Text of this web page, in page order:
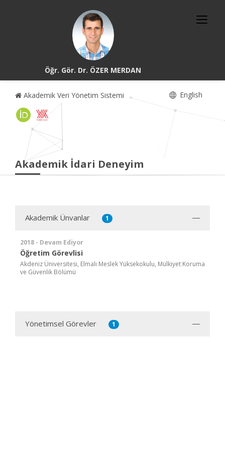
Öğr. Gör. Dr. ÖZER MERDAN
Akademik Veri Yönetim Sistemi English
Akademik İdari Deneyim
Akademik Ünvanlar 1
2018 - Devam Ediyor
Öğretim Görevlisi
Akdeniz Üniversitesi, Elmalı Meslek Yüksekokulu, Mülkiyet Koruma
ve Güvenlik Bölümü
Yönetimsel Görevler 1